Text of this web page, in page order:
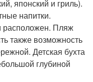
японский и гриль).
напитки.
расположен. Пляж
также возможность
Детская бухта
глубиной